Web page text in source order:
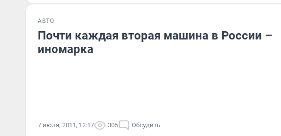
АВТО
Почти каждая вторая машина в России –
иномарка
7 июля, 2011, 12:17 305 Обсудить